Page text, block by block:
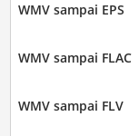
WMV sampai EPS
WMV sampai FLAC
WMV sampai FLV